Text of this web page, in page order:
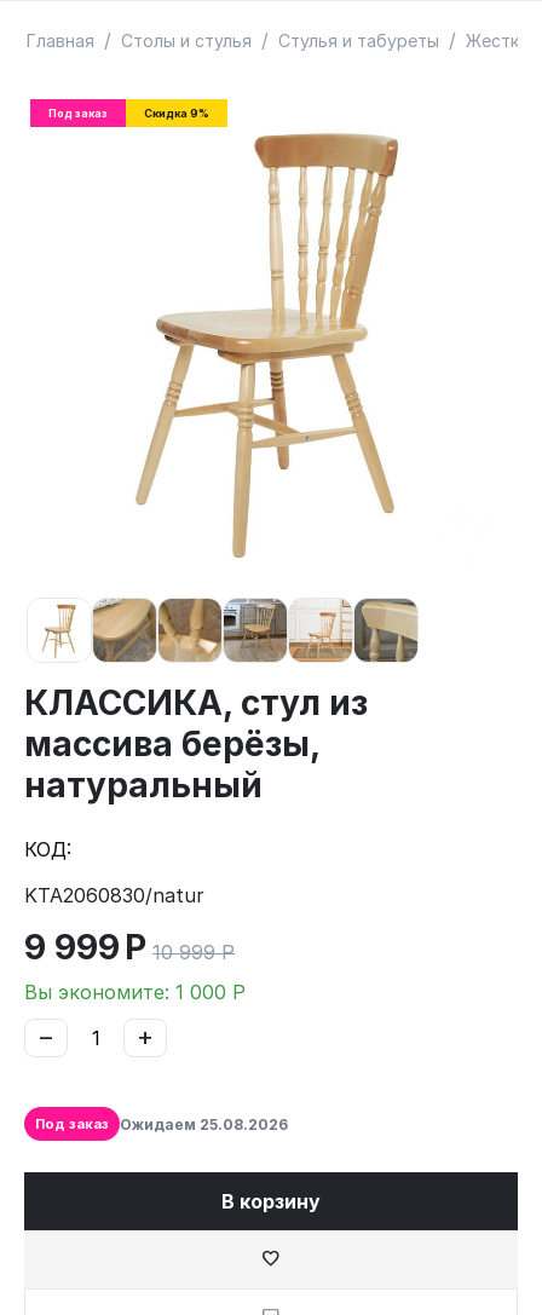
Главная / Столы и стулья / Стулья и табуреты / Жесткие
Скидка 9%
Под заказ
КЛАССИКА, стул из
массива берёзы,
натуральный
КОД:
KTA2060830/natur
9 999 Р 10 999 Р
Вы экономите: 1 000 Р
+
−
Под заказ Ожидаем 25.08.2026
В корзину